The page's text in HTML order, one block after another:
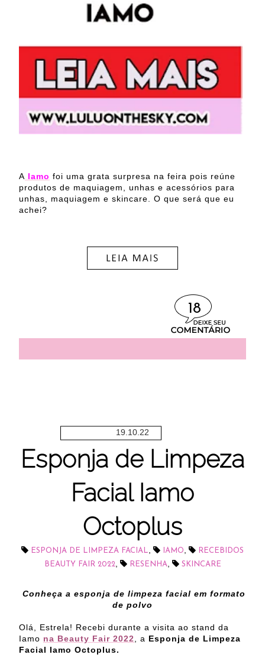
A Iamo foi uma grata surpresa na feira pois reúne
produtos de maquiagem, unhas e acessórios para
unhas, maquiagem e skincare. O que será que eu
achei?
18
19.10.22
Esponja de Limpeza
Facial Iamo
Octoplus
ESPONJA DE LIMPEZA FACIAL IAMO
RECEBIDOS
BEAUTY FAIR 2022
RESENHA SKINCARE
Conheça a esponja de limpeza facial em formato
de polvo
Olá, Estrela! Recebi durante a visita ao stand da
Iamo na Beauty Fair 2022 , a Esponja de Limpeza
Facial Iamo Octoplus.